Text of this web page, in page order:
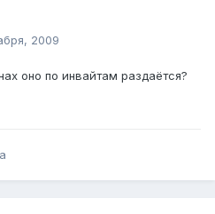
2009
оно по инвайтам раздаётся?